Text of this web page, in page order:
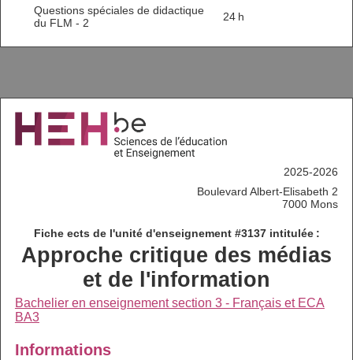
Questions spéciales de didactique
du FLM - 2
24 h
2025-2026
Boulevard Albert-Elisabeth 2
7000 Mons
Fiche ects de l'unité d'enseignement #3137 intitulée :
Approche critique des médias
et de l'information
Bachelier en enseignement section 3 - Français et ECA
BA3
Informations